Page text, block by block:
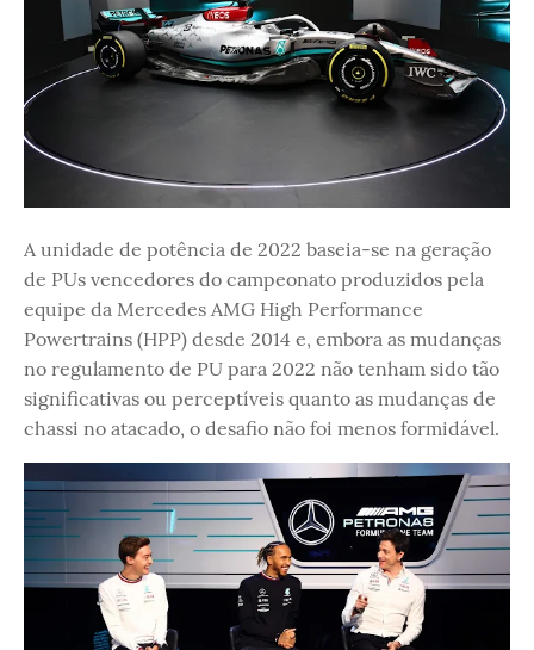
A unidade de potência de 2022 baseia-se na geração
de PUs vencedores do campeonato produzidos pela
equipe da Mercedes AMG High Performance
Powertrains (HPP) desde 2014 e, embora as mudanças
no regulamento de PU para 2022 não tenham sido tão
significativas ou perceptíveis quanto as mudanças de
chassi no atacado, o desafio não foi menos formidável.